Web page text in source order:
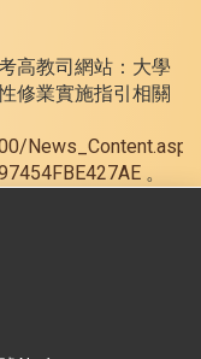
高教司網站：大學
修業實施指引相關
。